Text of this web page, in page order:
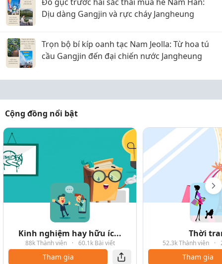
Dịu dàng Gangjin và rực cháy Jangheung
Trọn bộ bí kíp oanh tạc Nam Jeolla: Từ hoa tú
cầu Gangjin đến đại chiến nước Jangheung
Cộng đồng nổi bật
Kinh nghiệm hay hữu íc...
88k Thành viên · 60.1k Bài viết
Tham gia
Thời
52.3k Thành viên ·
Tham gia